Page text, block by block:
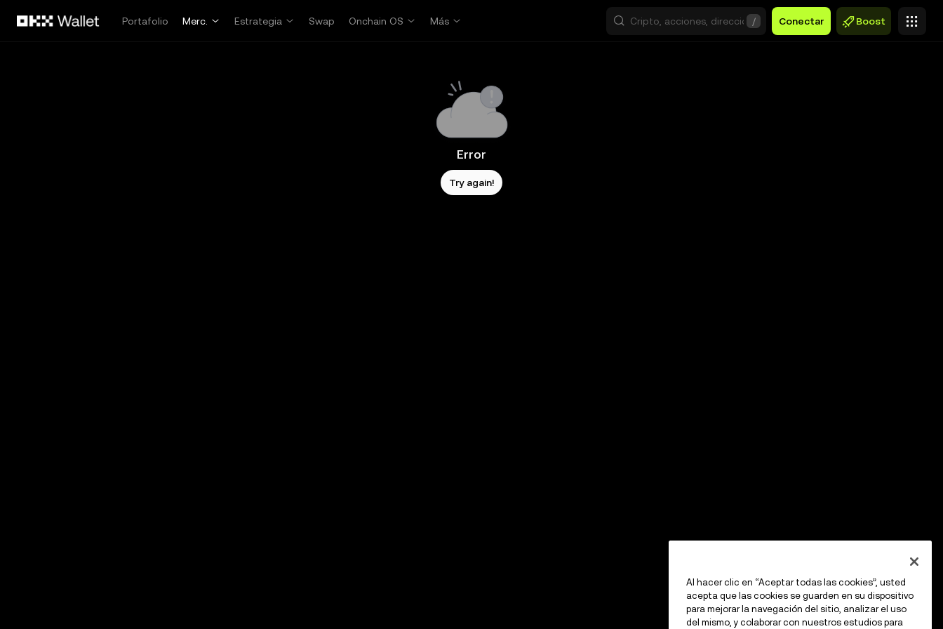
Portafolio
Merc. Estrategia Swap Onchain OS Más / Conectar Boost
Error
Try again!
Al hacer clic en “Aceptar todas las cookies”, usted
acepta que las cookies se guarden en su dispositivo
para mejorar la navegación del sitio, analizar el uso
del mismo, y colaborar con nuestros estudios para